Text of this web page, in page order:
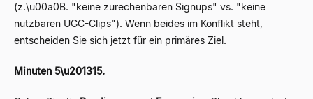
(z.\u00a0B. "keine zurechenbaren Signups" vs. "keine
nutzbaren UGC-Clips"). Wenn beides im Konflikt steht,
entscheiden Sie sich jetzt für ein primäres Ziel.
Minuten 5\u201315.